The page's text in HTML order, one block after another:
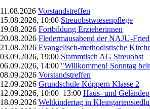
11.08.2026 Vorstandstreffen
15.08.2026, 10:00 Streuobstwiesenpflege
19.08.2026 Fortbildung Erzieherinnen
20.08.2026 Fledermausabend der NAJU-
21.08.2026 Evangelisch-methodistische
03.09.2026, 19:00 Stammtisch AG Streuobst
06.09.2026, 14:00 "Willkommen! Sonntag
08.09.2026 Vorstandstreffen
12.09.2026 Grundschule Köppern Klasse 2
12.09.2026, 10:00–13:00 Haus- und
18.09.2026 Weltkindertag in